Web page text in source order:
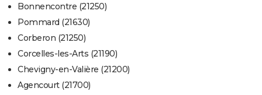
Bonnencontre (21250)
Pommard (21630)
Corberon (21250)
Corcelles-les-Arts (21190)
Chevigny-en-Valière (21200)
Agencourt (21700)